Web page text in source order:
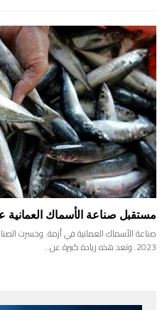
مستقبل صناعة الأسماك العمانية
2023. وتعد هذه زيادة كبيرة عن…